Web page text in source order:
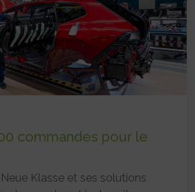
commandes pour le
Klasse et ses solutions